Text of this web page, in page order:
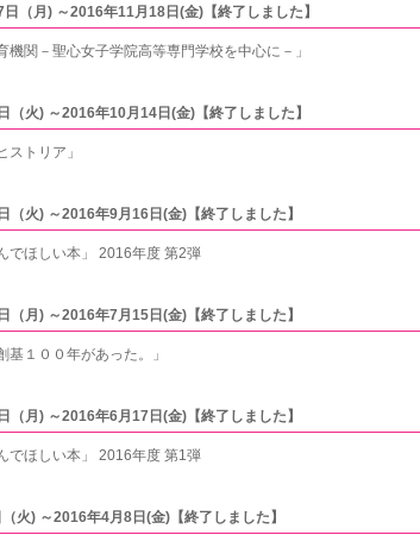
（月) ～2016年11月18日(金)【終了しました】
機関－聖心女子学院高等専門学校を中心に－」
（火) ～2016年10月14日(金)【終了しました】
ストリア」
（火) ～2016年9月16日(金)【終了しました】
でほしい本」 2016年度 第2弾
（月) ～2016年7月15日(金)【終了しました】
基１００年があった。」
（月) ～2016年6月17日(金)【終了しました】
でほしい本」 2016年度 第1弾
火) ～2016年4月8日(金)【終了しました】